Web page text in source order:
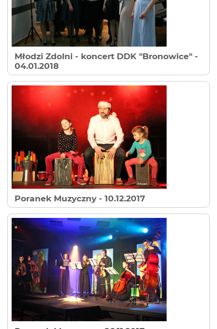
Młodzi Zdolni - koncert DDK "Bronowice" -
04.01.2018
Poranek Muzyczny - 10.12.2017